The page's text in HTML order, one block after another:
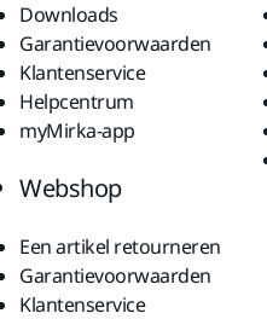
Downloads
Garantievoorwaarden
Klantenservice
Helpcentrum
myMirka-app
Webshop
Een artikel retourneren
Garantievoorwaarden
Klantenservice